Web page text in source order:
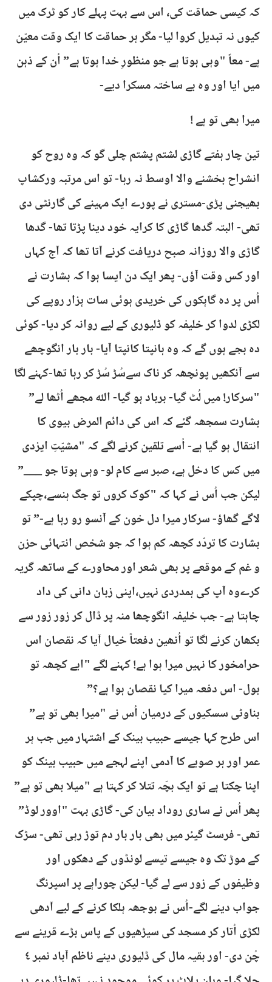
کہ کیسی حماقت کی، اس سے بہت پہلے کار کو ٹرک میں
کیوں نہ تبدیل کروا لیا- مگر ہر حماقت کا ایک وقت معیّن
ہے- معاً "وہی ہوتا ہے جو منظورِ خدا ہوتا ہے” اُن کے ذہن
میں ایا اور وہ بے ساختہ مسکرا دیے-
میرا بھی تو ہے !
تین چار ہفتے گاڑی لشتم پشتم چلی گو کہ وہ روح کو
انشراح بخشنے والا اوسط نہ رہا- تو اس مرتبہ ورکشاپ
بھیجنی پڑی-مستری نے پورے ایک مہینے کی گارنٹی دی
تھی- البتہ گدھا گاڑی کا کرایہ خود دینا پڑتا تھا- گدھا
گاڑی والا روزانہ صبح دریافت کرنے آتا تھا کہ آج کہاں
اور کس وقت آؤں- پھر ایک دن ایسا ہوا کہ بشارت نے
اُس پر دہ گاہکوں کی خریدی ہوئی سات ہزار روپے کی
لکڑی لدوا کر خلیفہ کو ڈلیوری کے لیے روانہ کر دیا- کوئی
دہ بجے ہوں گے کہ وہ ہانپتا کانپتا آیا- بار بار انگوچھے
سے آنکھیں پونچھہ کر ناک سےسُڑ سُڑ کر رہا تھا-کہنے لگا
"سرکار! میں لُٹ گیا- برباد ہو گیا- اللہ مجھے اُٹھا لے”
بشارت سمجھہ گئے کہ اس کی دائم المرض بیوی کا
انتقال ہو گیا ہے- اُسے تلقین کرنے لگے کہ "مشیّتِ ایزدی
میں کس کا دخل ہے، صبر سے کام لو- وہی ہوتا جو ___”
لیکن جب اُس نے کہا کہ "کوک کروں تو جگ ہنسے،چپکے
لاگے گھاؤ- سرکار میرا دل خون کے آنسو رو رہا ہے-” تو
بشارت کا تردّد کچھہ کم ہوا کہ جو شخص انتہائی حزن
و غم کے موقعے پر بھی شعر اور محاورے کے ساتھہ گریہ
کرےوہ آپ کی ہمدردی نہیں،اپنی زبان دانی کی داد
چاہتا ہے- جب خلیفہ انگوچھا منہ پر ڈال کر زور زور سے
بکھان کرنے لگا تو اُنھین دفعتاً خیال آیا کہ نقصان اس
حرامخور کا نہیں میرا ہوا ہے! کہنے لگے "ابے کچھہ تو
بول- اس دفعہ میرا کیا نقصان ہوا ہے؟”
بناوٹی سسکیوں کے درمیان اُس نے "میرا بھی تو ہے”
اس طرح کہا جیسے حبیب بینک کے اشتہار میں جب ہر
عمر اور ہر صوبے کا آدمی اپنے لہجے میں حبیب بینک کو
اپنا چکتا ہے تو ایک بچّہ تتلا کر کہتا ہے "میلا بھی تو ہے”
پھر اُس نے ساری روداد بیان کی- گاڑی بہت "اوور لوڈ”
تھی- فرسٹ گیئر میں بھی بار بار دم توڑ رہی تھی- سڑک
کے موڑ تک وہ جیسے تیسے لونڈوں کے دھکوں اور
وظیفوں کے زور سے لے گیا- لیکن چوراہے پر اسپرنگ
جواب دینے لگے-اُس نے بوجھہ ہلکا کرنے کے لیے آدھی
لکڑی اُتار کر مسجد کی سیڑھیوں کے پاس بڑے قرینے سے
چُن دی- اور بقیہ مال کی ڈلیوری دینے ناظم آباد نمبر ٤